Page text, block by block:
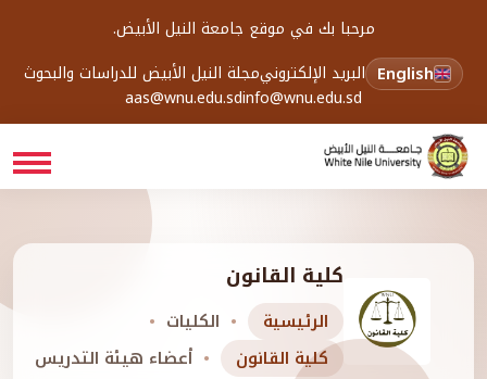
مرحبا بك في موقع جامعة النيل الأبيض.
English البريد الإلكترونيمجلة النيل الأبيض للدراسات والبحوث
info@wnu.edu.sd
aas@wnu.edu.sd
كلية القانون
الرئيسية
الكليات
كلية القانون
أعضاء هيئة التدريس